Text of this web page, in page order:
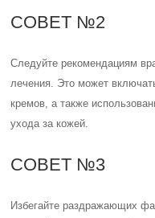
СОВЕТ №2
Следуйте рекомендациям
лечения. Это может
кремов, а также
ухода за кожей.
СОВЕТ №3
Избегайте раздражающих